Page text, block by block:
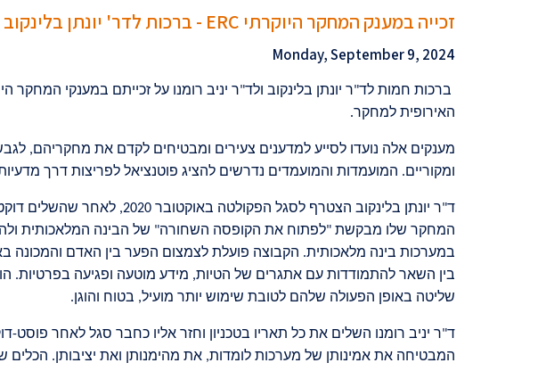
זכייה במענק המחקר היוקרתי ERC - ברכות לדר' יונתן בלינקוב ודר' יניב רומנו
Monday, September 9, 2024
ברכות חמות לד"ר יונתן בלינקוב ולד"ר יניב רומנו על זכייתם במענקי המחקר
האירופית למחקר.
מענקים אלה נועדו לסייע למדענים צעירים ומבטיחים לקדם את מחקריהם,
ומקוריים. המועמדות והמועמדים נדרשים להציג פוטנציאל לפריצות דרך
ד"ר יונתן בלינקוב הצטרף לסגל הפקולטה באוקטובר 2020, לאחר שהשלים דוקטורט ב
המחקר שלו מבקשת "לפתוח את הקופסה השחורה" של הבינה המלאכותית
במערכות בינה מלאכותית. הקבוצה פועלת לצמצום הפער בין האדם והמכונה
בין השאר להתמודדות עם אתגרים של הטיות, מידע מוטעה ופגיעה בפרטיות.
שליטה באופן הפעולה שלהם לטובת שימוש יותר מועיל, בטוח והוגן .
ד"ר יניב רומנו השלים את כל תאריו בטכניון וחזר אליו כחבר סגל לאחר פוסט-
המבטיחה את אמינותן של מערכות לומדות, את מהימנותן ואת יציבותן. הכלים